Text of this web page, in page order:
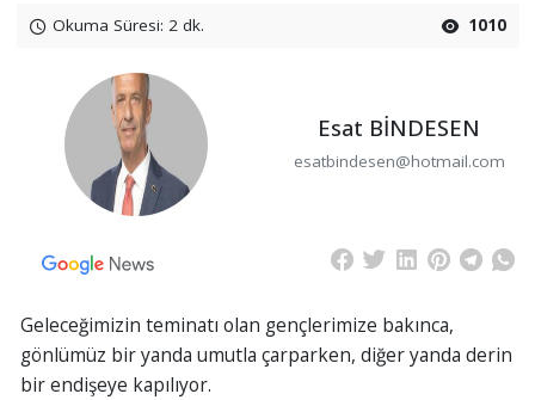
Okuma Süresi: 2 dk. 1010
Esat BİNDESEN
esatbindesen@hotmail.com
Geleceğimizin teminatı olan gençlerimize bakınca,
gönlümüz bir yanda umutla çarparken, diğer yanda derin
bir endişeye kapılıyor.